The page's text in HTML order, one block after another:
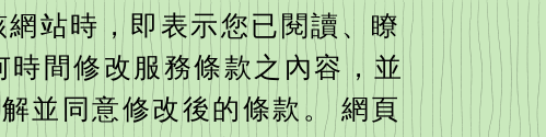
站時，即表示您已閱讀、瞭
間修改服務條款之內容，並
並同意修改後的條款。 網頁